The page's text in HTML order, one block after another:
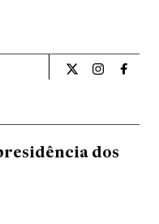
Opiniao El País
Opiniao El
dos